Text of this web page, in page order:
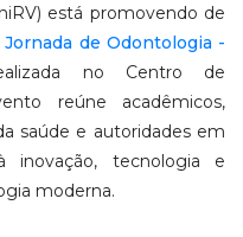
está promovendo de
Jornada de Odontologia -
no Centro de
reúne acadêmicos,
saúde e autoridades em
inovação, tecnologia e
moderna.